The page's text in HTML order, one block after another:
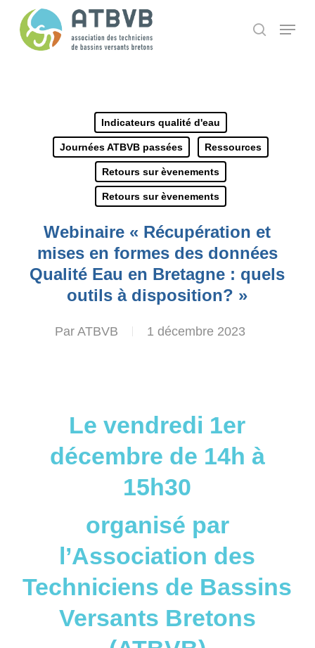
search
Menu
Indicateurs qualité d'eau
Journées ATBVB passées Ressources
Retours sur èvenements
Retours sur èvenements
Webinaire « Récupération et
mises en formes des données
Qualité Eau en Bretagne : quels
outils à disposition? »
Par ATBVB 1 décembre 2023
Le vendredi 1er
décembre de 14h à
15h30
organisé par
l’Association des
Techniciens de Bassins
Versants Bretons
Panneau de gestion des cookies